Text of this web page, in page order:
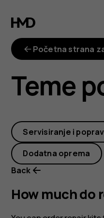
How
much
do
repair
kits
cost?
Početna strana
Teme
Servisiranje i
Dodatna oprema
Back
How much do